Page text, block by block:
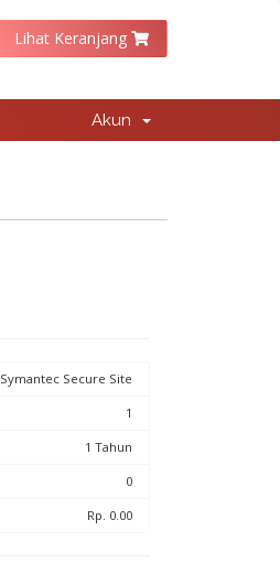
Lihat Keranjang
Akun
Symantec Secure Site
1
1 Tahun
0
Rp. 0.00